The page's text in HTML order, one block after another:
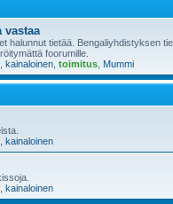
vastaa
halunnut tietää. Bengaliyhdistyksen
foorumille.
kainaloinen toimitus Mummi
kainaloinen
kainaloinen